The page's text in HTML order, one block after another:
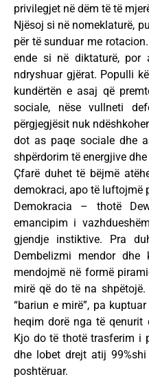
privilegjet në dëm të të
Njësoj si në nomeklaturë,
për të sunduar me
ende si në diktaturë, por
ndryshuar gjërat. Populli
kundërtën e asaj që
sociale, nëse vullneti
përgjegjësit nuk
dot as paqe sociale dhe
shpërdorim të energjive
Çfarë duhet të bëjmë
demokraci, apo të luftojmë
Demokracia – thotë
emancipim i
gjendje instiktive. Pra
Dembelizmi mendor
mendojmë në formë
mirë që do të na
“bariun e mirë”, pa
heqim dorë nga të qenurit
Kjo do të thotë trasferim i
dhe lobet drejt atij
poshtëruar.